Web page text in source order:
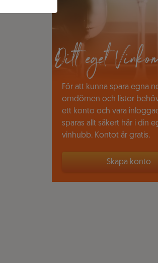
Ditt eget
För att kunna spara egna
omdömen och listor
ett konto och vara
sparas allt säkert här i din
vinhubb. Kontot är gratis.
Skapa konto